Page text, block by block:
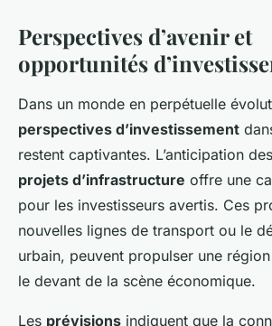
Perspectives d’avenir et
opportunités
Dans un monde en perpétuelle
perspectives d’investissement
restent captivantes. L’anticipation
projets d’infrastructure offre une
pour les investisseurs avertis. Ces
nouvelles lignes de transport ou le
urbain, peuvent propulser une
le devant de la scène économique.
Les prévisions indiquent que la